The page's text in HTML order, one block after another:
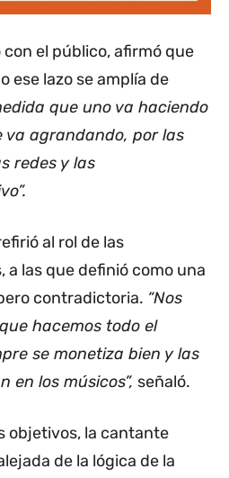
el público, afirmó que
ese lazo se amplía de
que uno va haciendo
va agrandando, por las
redes y las
al rol de las
las que definió como una
contradictoria. “Nos
hacemos todo el
se monetiza bien y las
en los músicos”, señaló.
objetivos, la cantante
de la lógica de la